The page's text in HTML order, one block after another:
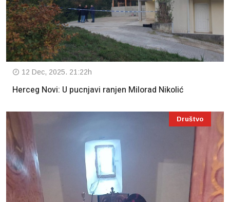
12 Dec, 2025. 21:22h
Herceg Novi: U pucnjavi ranjen Milorad Nikolić
Društvo